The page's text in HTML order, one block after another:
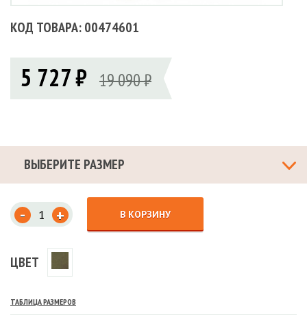
КОД ТОВАРА: 00474601
5 727 ₽ 19 090 ₽
ВЫБЕРИТЕ РАЗМЕР
- + В КОРЗИНУ
ЦВЕТ
ТАБЛИЦА РАЗМЕРОВ